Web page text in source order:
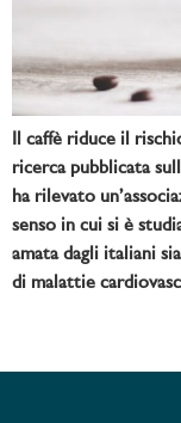
Il caffè riduce il
ricerca pubblicata
ha rilevato
senso in cui si è
amata dagli italiani
di malattie